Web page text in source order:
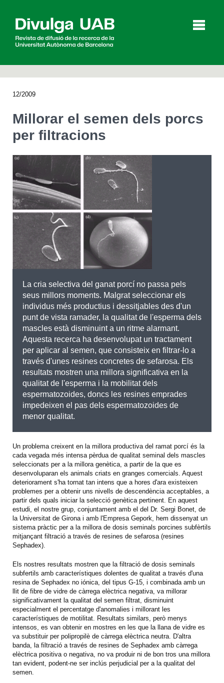
English Español
CERCAR
12/2009
Millorar el semen dels porcs
per filtracions
La cria selectiva del ganat porcí no passa pels
seus millors moments. Malgrat seleccionar els
individus més productius i dessitjables des d'un
punt de vista ramader, la qualitat de l'esperma dels
mascles està disminuint a un ritme alarmant.
Aquesta recerca ha desenvolupat un tractament
per aplicar al semen, que consisteix en filtrar-lo a
través d'unes resines concretes de sefarosa. Els
resultats mostren una millora significativa en la
qualitat de l'esperma i la mobilitat dels
espermatozoides, doncs les resines emprades
impedeixen el pas dels espermatozoides de
menor qualitat.
Un problema creixent en la millora productiva del ramat porcí és la
cada vegada més intensa pèrdua de qualitat seminal dels mascles
seleccionats per a la millora genètica, a partir de la que es
desenvoluparan els animals criats en granges comercials. Aquest
deteriorament s'ha tornat tan intens que a hores d'ara existeixen
problemes per a obtenir uns nivells de descendència acceptables, a
partir dels quals iniciar la selecció genètica pertinent. En aquest
estudi, el nostre grup, conjuntament amb el del Dr. Sergi Bonet, de
la Universitat de Girona i amb l'Empresa Gepork, hem dissenyat un
sistema pràctic per a la millora de dosis seminals porcines subfèrtils
mitjançant filtració a través de resines de sefarosa (resines
Sephadex).
Els nostres resultats mostren que la filtració de dosis seminals
subfertils amb característiques dolentes de qualitat a través d'una
resina de Sephadex no iónica, del tipus G-15, i combinada amb un
llit de fibre de vidre de càrrega elèctrica negativa, va millorar
significativament la qualitat del semen filtrat, disminuint
especialment el percentatge d'anomalies i millorant les
característiques de motilitat. Resultats similars, però menys
intensos, es van obtenir en mostres en les que la llana de vidre es
va substituir per polipropilè de càrrega elèctrica neutra. D'altra
banda, la filtració a través de resines de Sephadex amb càrrega
elèctrica positiva o negativa, no va produir ni de bon tros una millora
tan evident, podent-ne ser inclús perjudicial per a la qualitat del
semen.